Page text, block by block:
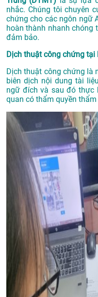
nhắc. Chúng tôi chuyên
chứng cho các ngôn ngữ
hoàn thành nhanh chóng
đảm bảo.
Dịch thuật công chứng tại
Dịch thuật công chứng là
biên dịch nội dung tài
ngữ đích và sau đó thực
quan có thẩm quyền thẩm